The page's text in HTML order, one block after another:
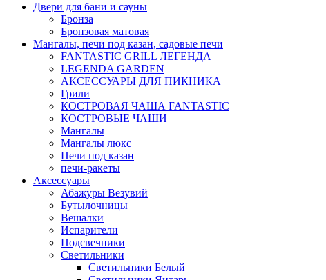
Двери для бани и сауны
Бронза
Бронзовая матовая
Мангалы, печи под казан, садовые печи
FANTASTIC GRILL ЛЕГЕНДА
LEGENDA GARDEN
АКСЕССУАРЫ ДЛЯ ПИКНИКА
Грили
КОСТРОВАЯ ЧАША FANTASTIC
КОСТРОВЫЕ ЧАШИ
Мангалы
Мангалы люкс
Печи под казан
печи-ракеты
Аксессуары
Абажуры Везувий
Бутылочницы
Вешалки
Испарители
Подсвечники
Светильники
Светильники Белый